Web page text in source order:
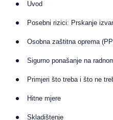
Uvod
Posebni rizici: Prskanje
Osobna zaštitna oprema
Sigurno ponašanje na
Primjeri što treba i što ne
Hitne mjere
Skladištenje